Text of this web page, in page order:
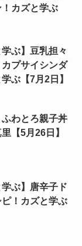
カズと学ぶ
学ぶ】豆乳担々
プサイシンダ
ぶ【7月2日】
ふわとろ親子丼
【5月26日】
学ぶ】唐辛子ド
！カズと学ぶ